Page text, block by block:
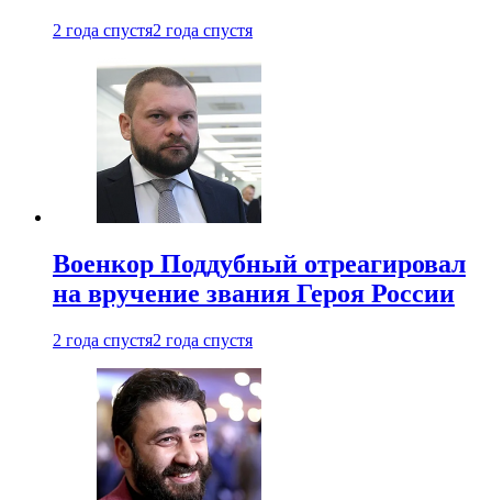
2 года спустя2 года спустя
Военкор Поддубный отреагировал
на вручение звания Героя России
2 года спустя2 года спустя